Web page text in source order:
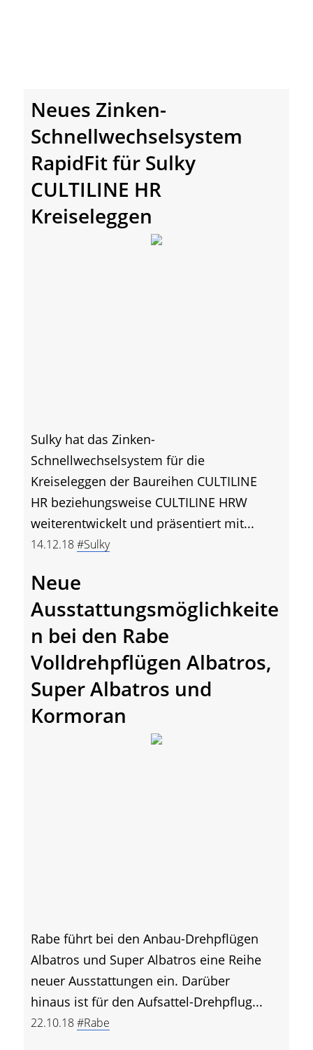
Neues Zinken-
Schnellwechselsystem
RapidFit für Sulky
CULTILINE HR
Kreiseleggen
Sulky hat das Zinken-
Schnellwechselsystem für die
Kreiseleggen der Baureihen CULTILINE
HR beziehungsweise CULTILINE HRW
weiterentwickelt und präsentiert mit...
14.12.18#Sulky
Neue
Ausstattungsmöglichkeite
n bei den Rabe
Volldrehpflügen Albatros,
Super Albatros und
Kormoran
Rabe führt bei den Anbau-Drehpflügen
Albatros und Super Albatros eine Reihe
neuer Ausstattungen ein. Darüber
hinaus ist für den Aufsattel-Drehpflug...
22.10.18#Rabe